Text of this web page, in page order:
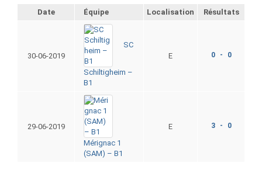
Date Équipe Localisation Résultats
30-06-2019
SC
Schiltigheim –
B1
E 0 - 0
29-06-2019
Mérignac 1
(SAM) – B1
E 3 - 0